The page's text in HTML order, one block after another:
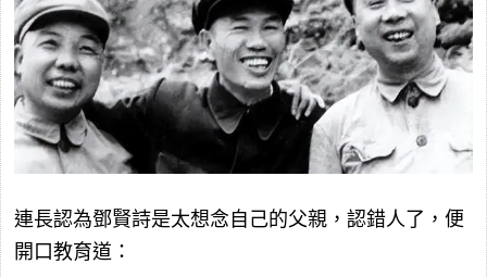
連長認為鄧賢詩是太想念自己的父親，認錯人了，便
開口教育道：